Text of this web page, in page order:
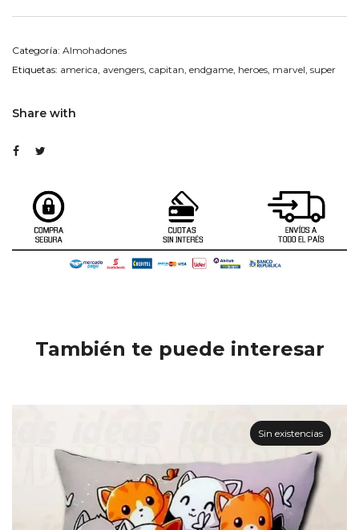
Categoría: Almohadones
Etiquetas: america avengers capitan endgame heroes marvel super
Share with
También te puede interesar
Sin existencias